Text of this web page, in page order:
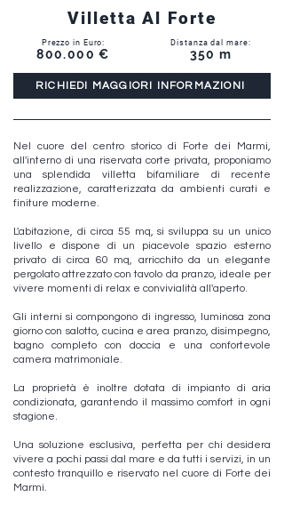
Villetta Al Forte
Prezzo in Euro:
800.000 €
Distanza dal mare:
350 m
RICHIEDI MAGGIORI INFORMAZIONI
Nel cuore del centro storico di Forte dei Marmi,
all'interno di una riservata corte privata, proponiamo
una splendida villetta bifamiliare di recente
realizzazione, caratterizzata da ambienti curati e
finiture moderne.
L'abitazione, di circa 55 mq, si sviluppa su un unico
livello e dispone di un piacevole spazio esterno
privato di circa 60 mq, arricchito da un elegante
pergolato attrezzato con tavolo da pranzo, ideale per
vivere momenti di relax e convivialità all'aperto.
Gli interni si compongono di ingresso, luminosa zona
giorno con salotto, cucina e area pranzo, disimpegno,
bagno completo con doccia e una confortevole
camera matrimoniale.
La proprietà è inoltre dotata di impianto di aria
condizionata, garantendo il massimo comfort in ogni
stagione.
Una soluzione esclusiva, perfetta per chi desidera
vivere a pochi passi dal mare e da tutti i servizi, in un
contesto tranquillo e riservato nel cuore di Forte dei
Marmi.